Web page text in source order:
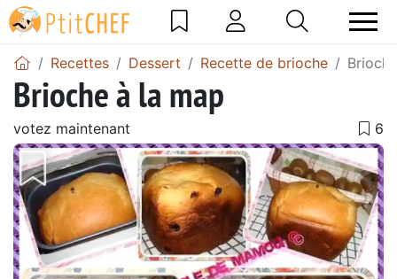
Recettes Dessert Recette de brioche
Brioche à la map
votez maintenant